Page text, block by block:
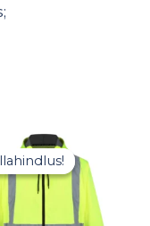
33,60